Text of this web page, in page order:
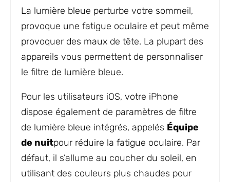
La lumière bleue perturbe votre sommeil,
provoque une fatigue oculaire et peut même
provoquer des maux de tête. La plupart des
appareils vous permettent de personnaliser
le filtre de lumière bleue.
Pour les utilisateurs iOS, votre iPhone
dispose également de paramètres de filtre
de lumière bleue intégrés, appelés Équipe
de nuitpour réduire la fatigue oculaire. Par
défaut, il s’allume au coucher du soleil, en
utilisant des couleurs plus chaudes pour